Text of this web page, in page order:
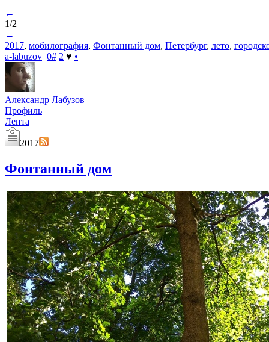
←
1/2
→
2017, мобилография, Фонтанный дом, Петербург, лето,
a-labuzov 0# 2 ♥ •
Александр Лабузов
Профиль
Лента
2017
Фонтанный дом